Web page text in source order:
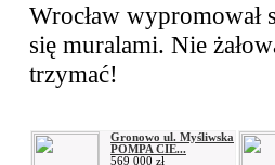
Wrocław wypromował
się muralami. Nie
trzymać!
Gronowo ul. Myśliwska
POMPA CIE...
569 000 zł